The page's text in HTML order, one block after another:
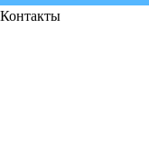
Контакты